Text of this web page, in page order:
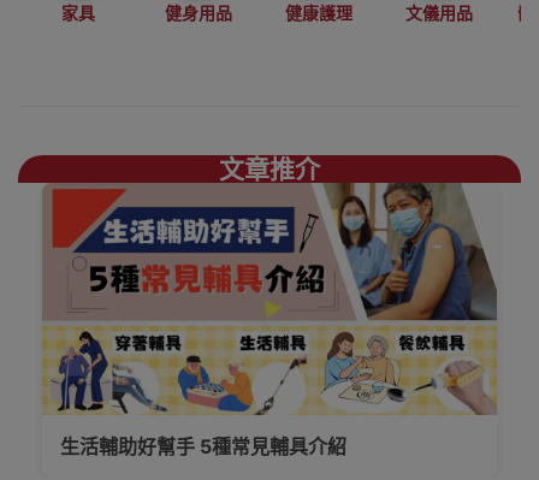
家具 健身用品 健康護理 文儀用品 體
文章推介
生活輔助好幫手 5種常見輔具介紹